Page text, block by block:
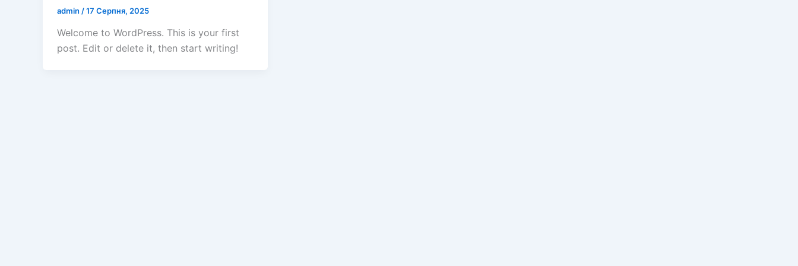
admin /17 Серпня, 2025
Welcome to WordPress. This is your first
post. Edit or delete it, then start writing!